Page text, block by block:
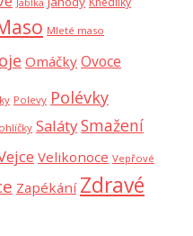
Mleté maso
Omáčky Ovoce
Polevy Polévky
SalátySmažení
Velikonoce Vepřové
Zapékání Zdravé